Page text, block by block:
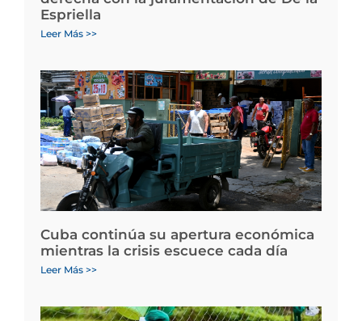
Espriella
Leer Más >>
Cuba continúa su apertura económica
mientras la crisis escuece cada día
Leer Más >>